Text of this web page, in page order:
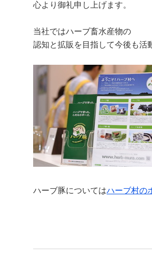
心より御礼申し上げます。
当社ではハーブ畜水産物の
認知と拡販を目指して今後も活
ハーブ豚についてはハーブ村の